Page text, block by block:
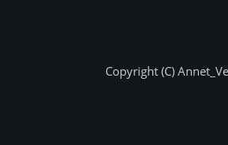
Copyright (C)